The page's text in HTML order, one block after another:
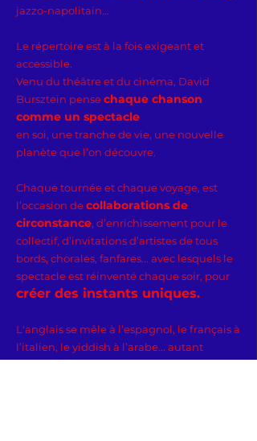
jazzo-napolitain…
Le répertoire est à la fois exigeant et
accessible.
Venu du théâtre et du cinéma, David
Bursztein pensechaque chanson
comme un spectacle
en soi, une tranche de vie, une nouvelle
planète que l’on découvre.
Chaque tournée et chaque voyage, est
l’occasion decollaborations de
circonstance, d’enrichissement pour le
collectif, d’invitations d’artistes de tous
bords, chorales, fanfares... avec lesquels le
spectacle est réinventé chaque soir, pour
créer des instants uniques.
L'anglais se mêle à l’espagnol, le français à
l’italien, le yiddish à l’arabe... autant